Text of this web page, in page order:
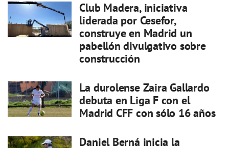
Club Madera, iniciativa
liderada por Cesefor,
construye en Madrid un
pabellón divulgativo sobre
construcción
La durolense Zaira Gallardo
debuta en Liga F con el
Madrid CFF con sólo 16 años
Daniel Berná inicia la